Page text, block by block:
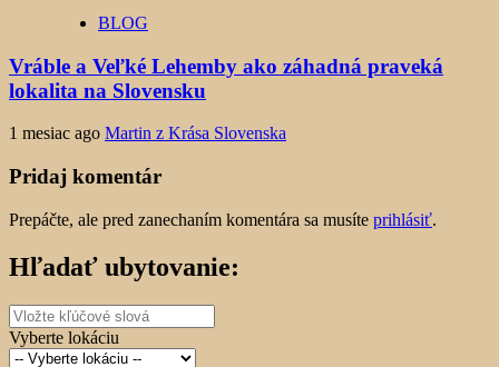
BLOG
Vráble a Veľké Lehemby ako záhadná praveká
lokalita na Slovensku
1 mesiac ago Martin z Krása Slovenska
Pridaj komentár
Prepáčte, ale pred zanechaním komentára sa musíte prihlásiť.
Hľadať ubytovanie:
Vyberte lokáciu